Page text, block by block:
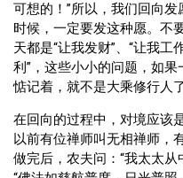
可想的！”所以，我们回向发
时候，一定要发这种愿。不
天都是“让我发财”、“让我工
利”，这些小小的问题，如果
惦记着，就不是大乘修行人了
在回向的过程中，对境应该
以前有位禅师叫无相禅师，
做完后，农夫问：“我太太从